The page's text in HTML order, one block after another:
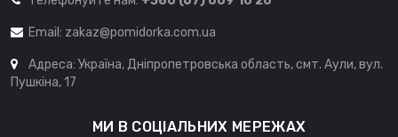
Email: zakaz@pomidorka.com.ua
Адреса: Україна, Дніпропетровська область, смт. Аули, вул.
Пушкіна, 17
МИ В СОЦІАЛЬНИХ МЕРЕЖАХ